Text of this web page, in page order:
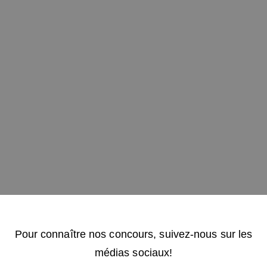
Pour connaître nos concours, suivez-nous sur les
médias sociaux!